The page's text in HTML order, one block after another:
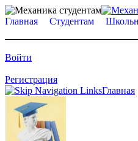
Главная Студентам
Войти
Регистрация
Главная